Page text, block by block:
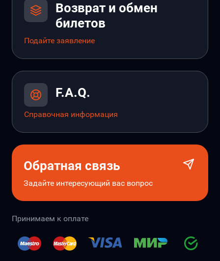
Возврат и обмен
билетов
Подайте заявление
F.A.Q.
Справочная информация
Обратная связь
Задайте интересующий вас вопрос
Принимаем к оплате